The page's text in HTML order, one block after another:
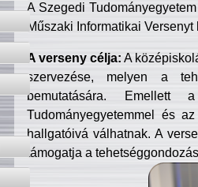
A Szegedi
Műszaki Informatikai
A verseny célja: A
szervezése, melyen a
bemutatására. Emellett
Tudományegyetemmel és
hallgatóivá válhatnak. A
támogatja a